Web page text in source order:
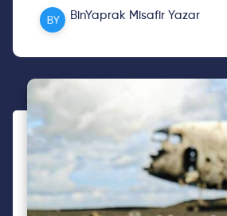
Departmanında çalışan Ebru Çetin
BinYaprak Misafir Yazar